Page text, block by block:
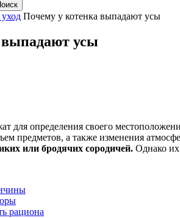
Почему у котенка выпадают усы
усы
для определения своего
предметов, а также изменения
или бродячих сородичей. Однако
рациона